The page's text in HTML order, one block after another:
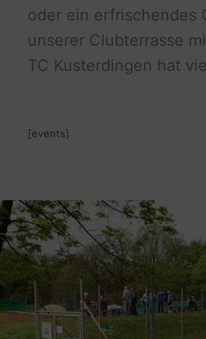
oder ein erfrischendes
unserer Clubterrasse
TC Kusterdingen hat
[events]